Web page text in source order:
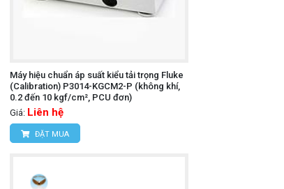
Máy hiệu chuẩn áp suất kiểu tải trọng Fluke
(Calibration) P3014-KGCM2-P (không khí,
0.2 đến 10 kgf/cm², PCU đơn)
Giá: Liên hệ
ĐẶT MUA